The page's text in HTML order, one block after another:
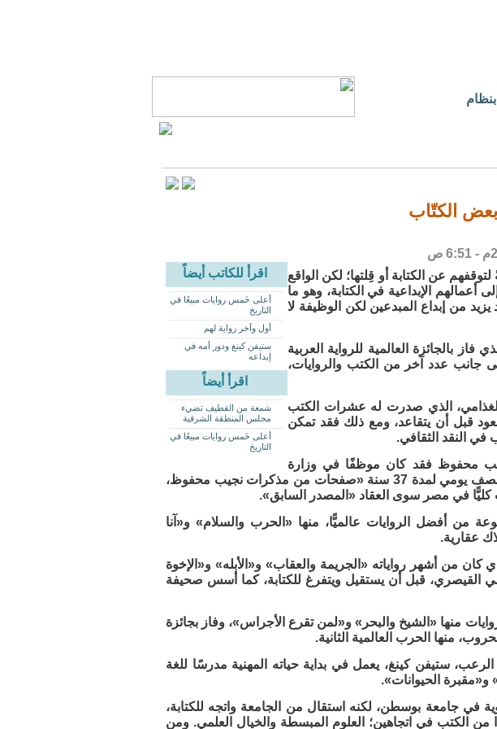
الكتّاب
اقرأ للكاتب أيضاً
أعلى خَمس روايات مبيعًا في
التاريخ
أول وآخر رواية لهم
ستيفن كينغ ودور أمه في
إبداعه
اقرأ أيضاً
شمعة من القطيف تضيء
مجلس المنطقة الشرقية
أعلى خَمس روايات مبيعًا في
التاريخ
عن الكتابة أو قِلتها؛ لكن الواقع
أعمالهم الإبداعية في الكتابة، وهو ما
يزيد من إبداع المبدعين لكن الوظيفة لا
بالجائزة العالمية للرواية العربية
بشرر»، إلى جانب عدد آخر من الكتب والروايات،
الغذامي، الذي صدرت له عشرات الكتب
قبل أن يتقاعد، ومع ذلك فقد تمكن
في النقد الثقافي.
محفوظ فقد كان موظفًا في وزارة
الأوقاف والجامعة، وكان يقول عن نفسه: الوظيفة أخذت نصف يومي لمدة 37 سنة «صفحات من مذكرات نجيب محفوظ،
من أفضل الروايات عالميًّا، منها «الحرب والسلام» و«آنا
عقارية.
من أشهر رواياته «الجريمة والعقاب» و«الأبله» و«الإخوة
قبل أن يستقيل ويتفرغ للكتابة، كما أسس صحيفة
منها «الشيخ والبحر» و«لمن تقرع الأجراس»، وفاز بجائزة
ستيفن كينغ، يعمل في بداية حياته المهنية مدرسًا للغة
و«مقبرة الحيوانات».
في جامعة بوسطن، لكنه استقال من الجامعة واتجه للكتابة،
من الكتب في اتجاهين؛ العلوم المبسطة والخيال العلمي. ومن